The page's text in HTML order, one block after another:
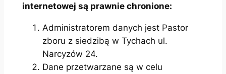
internetowej są prawnie chronione:
Administratorem danych jest Pastor
zboru z siedzibą w Tychach ul.
Narcyzów 24.
Dane przetwarzane są w celu